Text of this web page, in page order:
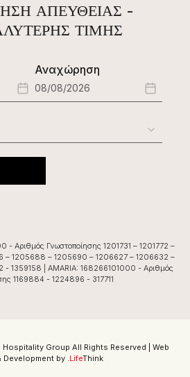
ΑΠΕΥΘΕΊΑΣ -
ΤΙΜΉΣ
Αναχώρηση
Αριθμός Γνωστοποίησης 1201731 – 1201772 –
– 1205688 – 1205690 – 1206627 – 1206632 –
- 1359158 | AMARIA: 168266101000 - Αριθμός
1169884 - 1224896 - 317711
Group All Rights Reserved | Web
Development by LifeThink